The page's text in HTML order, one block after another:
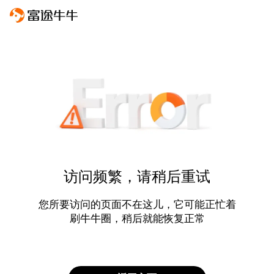
访问频繁，请稍后重试
您所要访问的页面不在这儿，它可能正忙着
刷牛牛圈，稍后就能恢复正常